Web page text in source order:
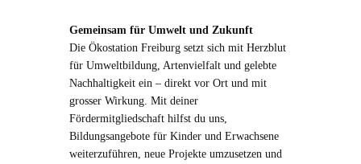
Gemeinsam für Umwelt und Zukunft
Die Ökostation Freiburg setzt sich mit Herzblut
für Umweltbildung, Artenvielfalt und gelebte
Nachhaltigkeit ein – direkt vor Ort und mit
grosser Wirkung. Mit deiner
Fördermitgliedschaft hilfst du uns,
Bildungsangebote für Kinder und Erwachsene
weiterzuführen, neue Projekte umzusetzen und